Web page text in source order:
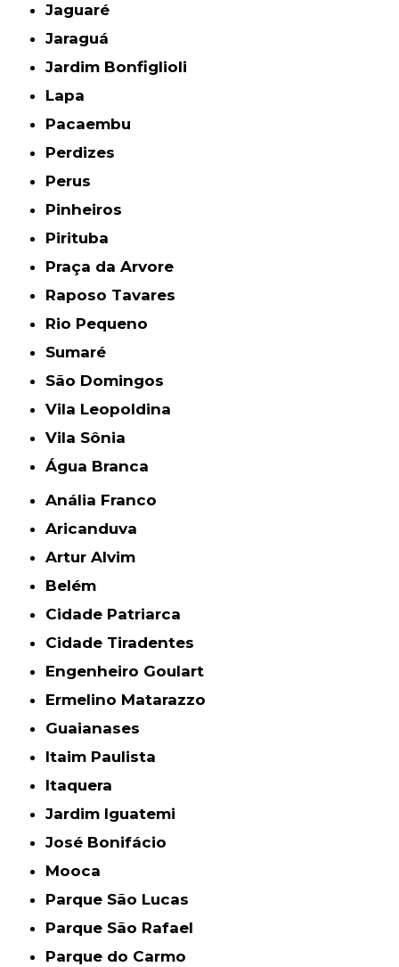
Jaguaré
Jaraguá
Jardim Bonfiglioli
Lapa
Pacaembu
Perdizes
Perus
Pinheiros
Pirituba
Praça da Arvore
Raposo Tavares
Rio Pequeno
Sumaré
São Domingos
Vila Leopoldina
Vila Sônia
Água Branca
Anália Franco
Aricanduva
Artur Alvim
Belém
Cidade Patriarca
Cidade Tiradentes
Engenheiro Goulart
Ermelino Matarazzo
Guaianases
Itaim Paulista
Itaquera
Jardim Iguatemi
José Bonifácio
Mooca
Parque São Lucas
Parque São Rafael
Parque do Carmo